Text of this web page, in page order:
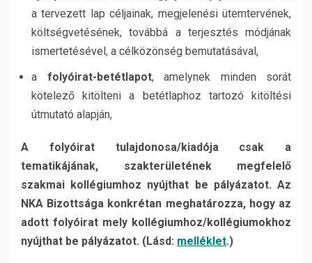
a tervezett lap céljainak, megjelenési ütemtervének,
költségvetésének, továbbá a terjesztés módjának
ismertetésével, a célközönség bemutatásával,
a folyóirat-betétlapot, amelynek minden sorát
kötelező kitölteni a betétlaphoz tartozó kitöltési
útmutató alapján,
A folyóirat tulajdonosa/kiadója csak a
tematikájának, szakterületének megfelelő
szakmai kollégiumhoz nyújthat be pályázatot. Az
NKA Bizottsága konkrétan meghatározza, hogy az
adott folyóirat mely kollégiumhoz/kollégiumokhoz
nyújthat be pályázatot. (Lásd: melléklet.)